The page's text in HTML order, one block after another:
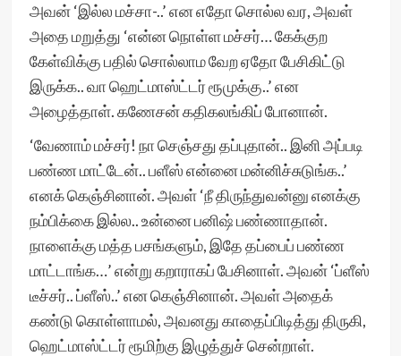
அவன் ‘இல்ல மச்சா-..’ என எதோ சொல்ல வர, அவள்
அதை மறுத்து ‘என்ன நொள்ள மச்சர்… கேக்குற
கேள்விக்கு பதில் சொல்லாம வேற ஏதோ பேசிகிட்டு
இருக்க.. வா ஹெட்மாஸ்ட்டர் ரூமுக்கு..’ என
அழைத்தாள். கணேசன் கதிகலங்கிப் போனான்.
‘வேணாம் மச்சர்! நா செஞ்சது தப்புதான்.. இனி அப்படி
பண்ண மாட்டேன்.. பளீஸ் என்னை மன்னிச்சுடுங்க..’
எனக் கெஞ்சினான். அவள் ‘நீ திருந்துவன்னு எனக்கு
நம்பிக்கை இல்ல.. உன்னை பனிஷ் பண்ணாதான்.
நாளைக்கு மத்த பசங்களும், இதே தப்பைப் பண்ண
மாட்டாங்க…’ என்று கறாராகப் பேசினாள். அவன் ‘ப்ளீஸ்
டீச்சர்.. ப்ளீஸ்..’ என கெஞ்சினான். அவள் அதைக்
கண்டு கொள்ளாமல், அவனது காதைப்பிடித்து திருகி,
ஹெட்மாஸ்ட்டர் ரூமிற்கு இழுத்துச் சென்றாள்.